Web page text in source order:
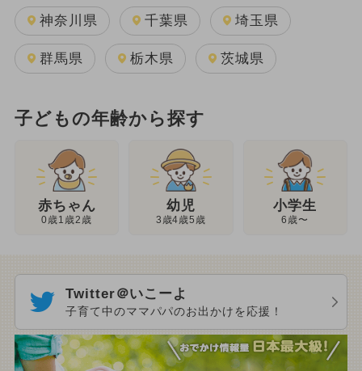
神奈川県 千葉県 埼玉県
群馬県 栃木県 茨城県
子どもの年齢から探す
赤ちゃん
0歳1歳2歳
幼児
3歳4歳5歳
小学生
6歳〜
Twitter＠いこーよ
子育て中のママパパのお出かけを応援！